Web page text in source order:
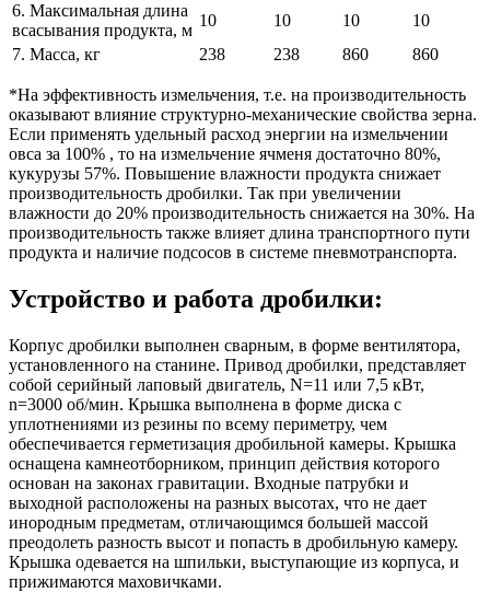
6. Максимальная длина
всасывания продукта, м
10 10 10
10
7. Масса, кг
238 238 860 860
*На эффективность измельчения, т.е. на производительность
оказывают влияние структурно-механические свойства зерна.
Если применять удельный расход энергии на измельчении
овса за 100% , то на измельчение ячменя достаточно 80%,
кукурузы 57%. Повышение влажности продукта снижает
производительность дробилки. Так при увеличении
влажности до 20% производительность снижается на 30%. На
производительность также влияет длина транспортного пути
продукта и наличие подсосов в системе пневмотранспорта.
Устройство и работа дробилки:
Корпус дробилки выполнен сварным, в форме вентилятора,
установленного на станине. Привод дробилки, представляет
собой серийный лаповый двигатель, N=11 или 7,5 кВт,
n=3000 об/мин. Крышка выполнена в форме диска с
уплотнениями из резины по всему периметру, чем
обеспечивается герметизация дробильной камеры. Крышка
оснащена камнеотборником, принцип действия которого
основан на законах гравитации. Входные патрубки и
выходной расположены на разных высотах, что не дает
инородным предметам, отличающимся большей массой
преодолеть разность высот и попасть в дробильную камеру.
Крышка одевается на шпильки, выступающие из корпуса, и
прижимаются маховичками.